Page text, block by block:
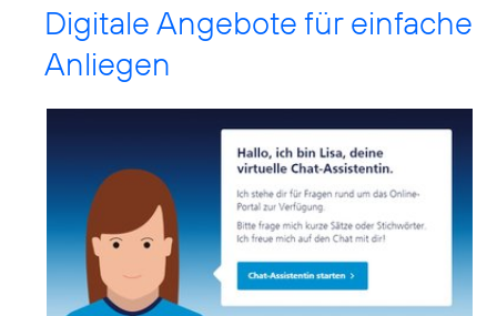
Digitale Angebote für einfache
Anliegen